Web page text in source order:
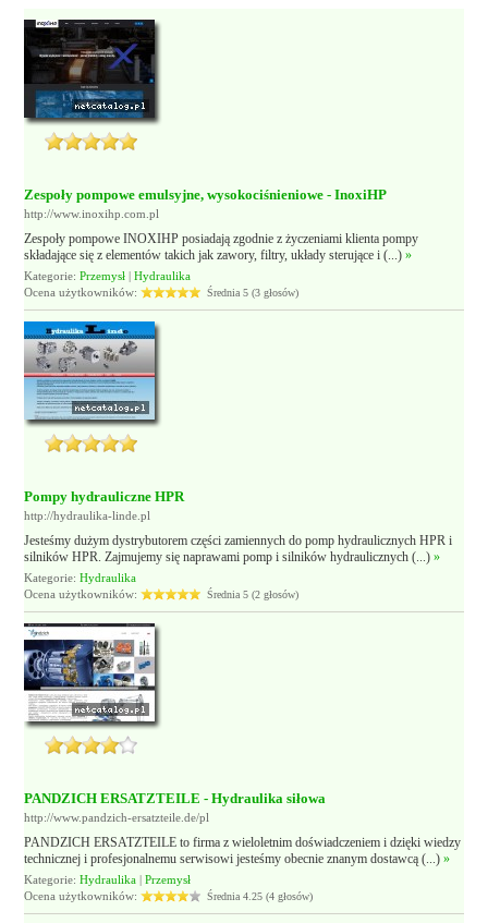
Zespoły pompowe emulsyjne, wysokociśnieniowe - InoxiHP
http://www.inoxihp.com.pl
Zespoły pompowe INOXIHP posiadają zgodnie z życzeniami klienta pompy
składające się z elementów takich jak zawory, filtry, układy sterujące i (...)»
Kategorie:Przemysł |Hydraulika
Ocena użytkowników:
Średnia 5 (3 głosów)
Pompy hydrauliczne HPR
http://hydraulika-linde.pl
Jesteśmy dużym dystrybutorem części zamiennych do pomp hydraulicznych HPR i
silników HPR. Zajmujemy się naprawami pomp i silników hydraulicznych (...)»
Kategorie:Hydraulika
Ocena użytkowników:
Średnia 5 (2 głosów)
PANDZICH ERSATZTEILE - Hydraulika siłowa
http://www.pandzich-ersatzteile.de/pl
PANDZICH ERSATZTEILE to firma z wieloletnim doświadczeniem i dzięki wiedzy
technicznej i profesjonalnemu serwisowi jesteśmy obecnie znanym dostawcą (...)»
Kategorie:Hydraulika |Przemysł
Ocena użytkowników:
Średnia 4.25 (4 głosów)